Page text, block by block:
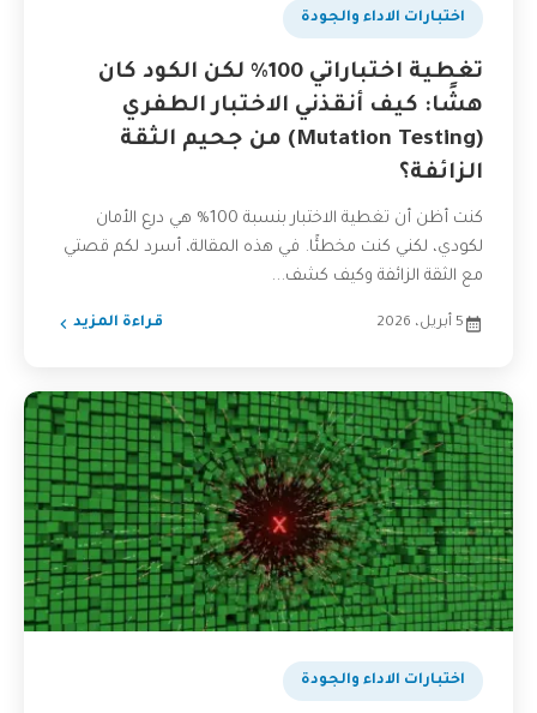
اختبارات الاداء والجودة
تغطية اختباراتي 100% لكن الكود كان
هشًا: كيف أنقذني الاختبار الطفري
(Mutation Testing) من جحيم الثقة
الزائفة؟
كنت أظن أن تغطية الاختبار بنسبة 100% هي درع الأمان
لكودي، لكني كنت مخطئًا. في هذه المقالة، أسرد لكم قصتي
مع الثقة الزائفة وكيف كشف...
5 أبريل، 2026 قراءة المزيد
اختبارات الاداء والجودة